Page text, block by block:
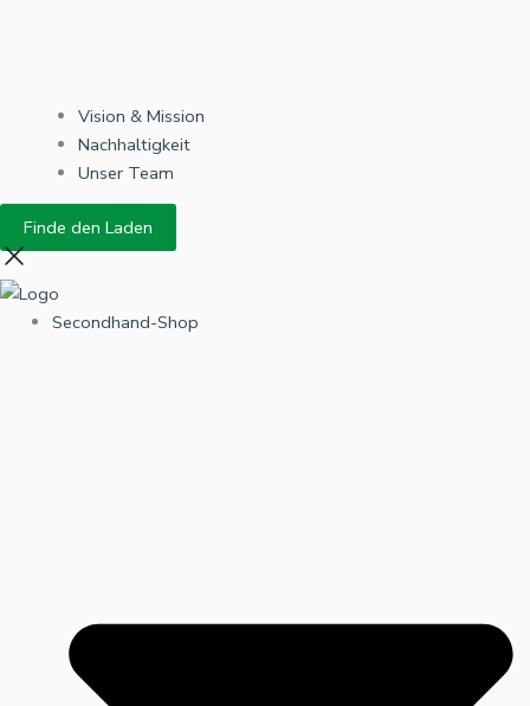
Vision & Mission
Nachhaltigkeit
Unser Team
Finde den Laden
Secondhand-Shop